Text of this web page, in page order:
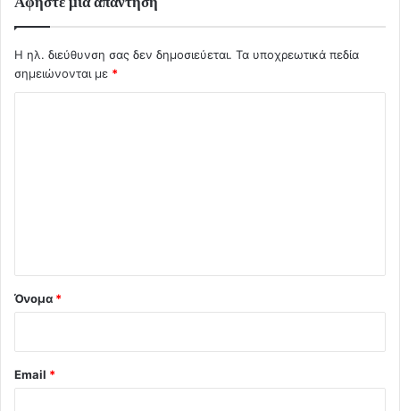
Η ηλ. διεύθυνση σας δεν δημοσιεύεται. Τα υποχρεωτικά πεδία
σημειώνονται με *
Όνομα *
Email *